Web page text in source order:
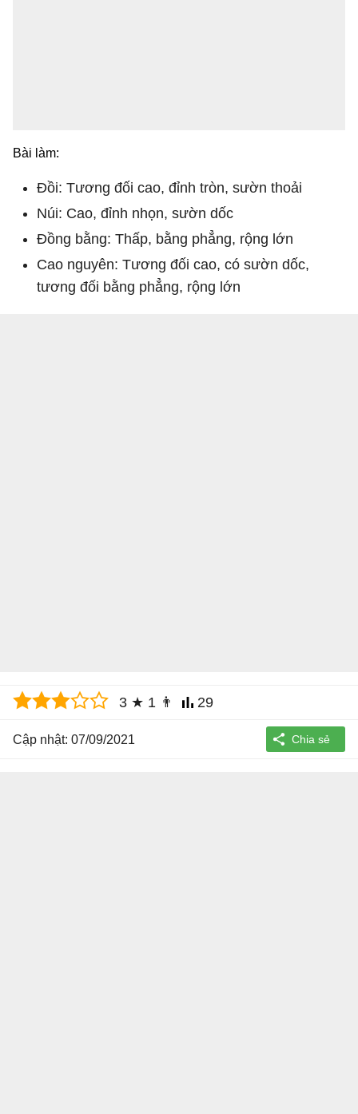
Bài làm:
Đồi: Tương đối cao, đỉnh tròn, sườn thoải
Núi: Cao, đỉnh nhọn, sườn dốc
Đồng bằng: Thấp, bằng phẳng, rộng lớn
Cao nguyên: Tương đối cao, có sườn dốc,
tương đối bằng phẳng, rộng lớn
3 ★ 1 👨 29
Cập nhật: 07/09/2021